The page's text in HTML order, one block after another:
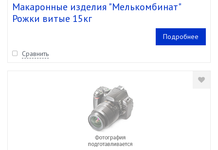
Макаронные изделия "Мелькомбинат"
Рожки витые 15кг
Подробнее
Сравнить